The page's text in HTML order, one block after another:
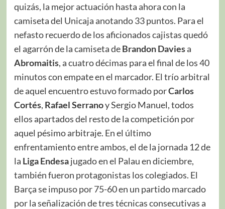
quizás, la mejor actuación hasta ahora con la
camiseta del Unicaja anotando 33 puntos. Para el
nefasto recuerdo de los aficionados cajistas quedó
el agarrón de la camiseta deBrandon Daviesa
Abromaitis, a cuatro décimas para el final de los 40
minutos con empate en el marcador. El trío arbitral
de aquel encuentro estuvo formado porCarlos
Cortés, Rafael Serranoy Sergio Manuel, todos
ellos apartados del resto de la competición por
aquel pésimo arbitraje. En el último
enfrentamiento entre ambos, el de la jornada 12 de
la Liga Endesajugado en el Palau en diciembre,
también fueron protagonistas los colegiados. El
Barça se impuso por 75-60 en un partido marcado
por la señalización de tres técnicas consecutivas a